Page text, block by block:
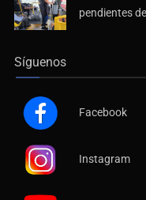
pendientes
Síguenos
Facebook
Instagram